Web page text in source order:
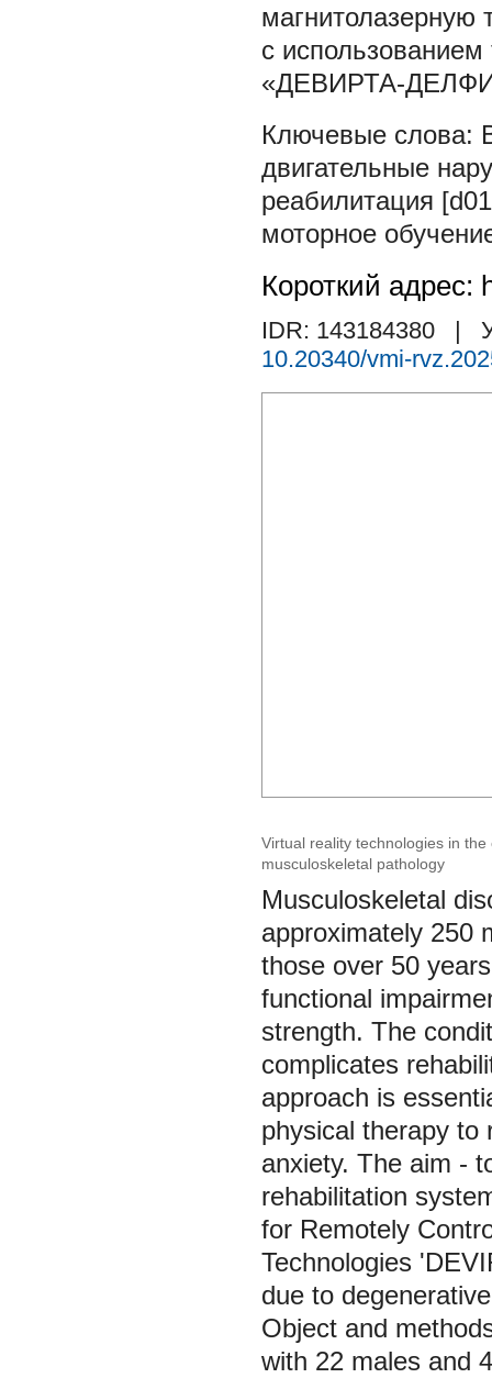
магнитолазерную
с использованием
«ДЕВИРТА-
двигательные
реабилитация
моторное
Короткий адрес:
IDR: 143184380
|
10.20340/vmi-
Virtual reality technologies in
musculoskeletal pathology
Musculoskeletal
approximately 250
those over 50
functional
strength. The
complicates
approach is
physical therapy to
anxiety. The aim -
rehabilitation
for Remotely
Technologies
due to
Object and
with 22 males and